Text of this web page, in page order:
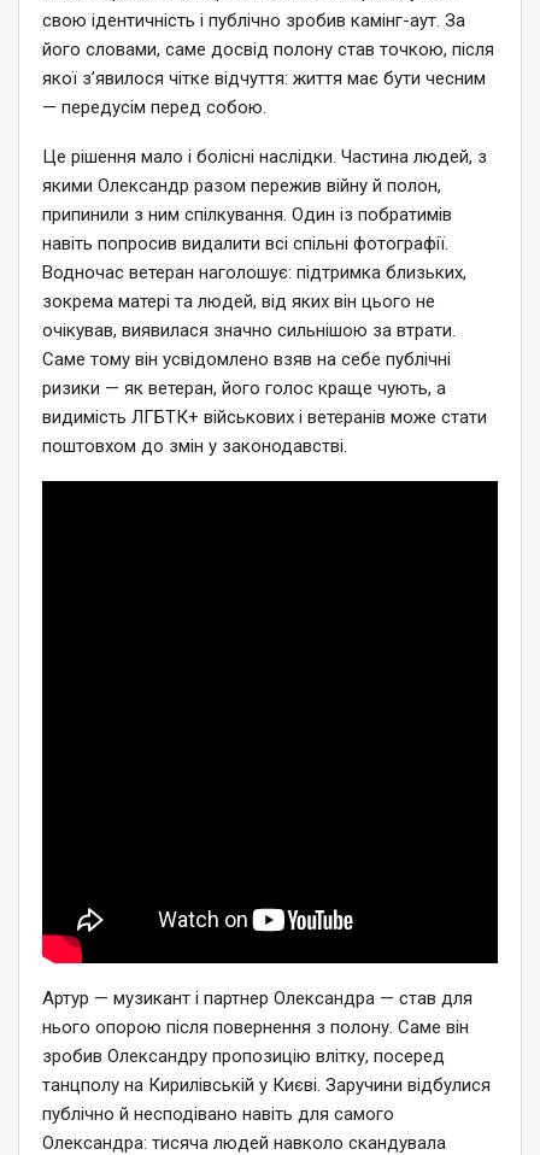
свою ідентичність і публічно зробив камінг-аут. За
його словами, саме досвід полону став точкою, після
якої з’явилося чітке відчуття: життя має бути чесним
— передусім перед собою.
Це рішення мало і болісні наслідки. Частина людей, з
якими Олександр разом пережив війну й полон,
припинили з ним спілкування. Один із побратимів
навіть попросив видалити всі спільні фотографії.
Водночас ветеран наголошує: підтримка близьких,
зокрема матері та людей, від яких він цього не
очікував, виявилася значно сильнішою за втрати.
Саме тому він усвідомлено взяв на себе публічні
ризики — як ветеран, його голос краще чують, а
видимість ЛГБТК+ військових і ветеранів може стати
поштовхом до змін у законодавстві.
Артур — музикант і партнер Олександра — став для
нього опорою після повернення з полону. Саме він
зробив Олександру пропозицію влітку, посеред
танцполу на Кирилівській у Києві. Заручини відбулися
публічно й несподівано навіть для самого
Олександра: тисяча людей навколо скандувала